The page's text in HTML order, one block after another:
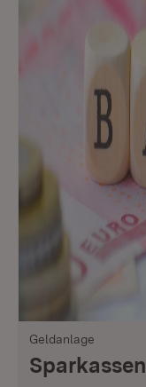
Geldanlage
Sparkassen